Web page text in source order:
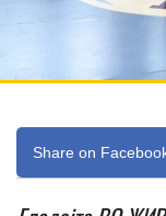
Share on